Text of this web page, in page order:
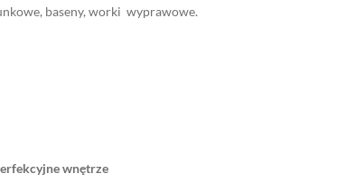
baseny, worki wyprawowe.
wnętrze